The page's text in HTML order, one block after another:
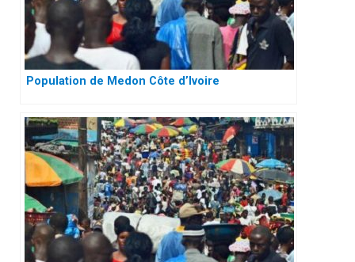
Population de Medon Côte d’Ivoire